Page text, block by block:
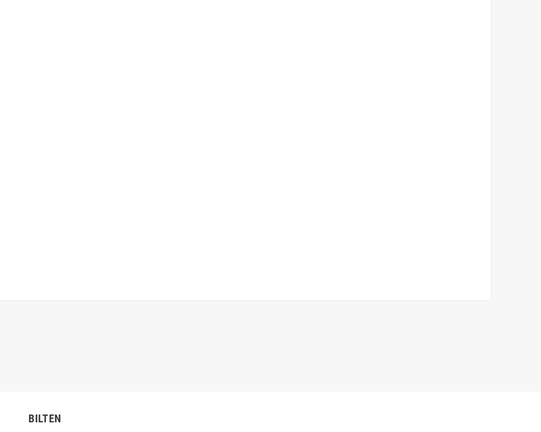
BILTEN